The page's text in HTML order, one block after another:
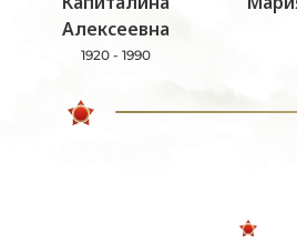
Алексеевна
1920 - 1990